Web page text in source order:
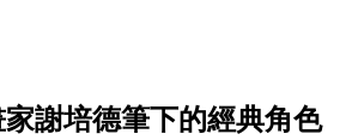
謝培德筆下的經典角色